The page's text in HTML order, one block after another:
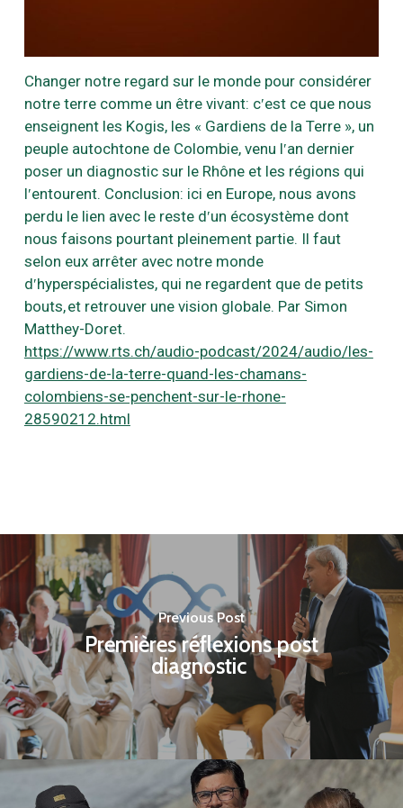
Changer notre regard sur le monde pour considérer
notre terre comme un être vivant: cʹest ce que nous
enseignent les Kogis, les « Gardiens de la Terre », un
peuple autochtone de Colombie, venu lʹan dernier
poser un diagnostic sur le Rhône et les régions qui
lʹentourent. Conclusion: ici en Europe, nous avons
perdu le lien avec le reste dʹun écosystème dont
nous faisons pourtant pleinement partie. Il faut
selon eux arrêter avec notre monde
dʹhyperspécialistes, qui ne regardent que de petits
bouts, et retrouver une vision globale. Par Simon
Matthey-Doret.
https://www.rts.ch/audio-podcast/2024/audio/les-
gardiens-de-la-terre-quand-les-chamans-
colombiens-se-penchent-sur-le-rhone-
28590212.html
Previous Post
Premières réflexions post
diagnostic